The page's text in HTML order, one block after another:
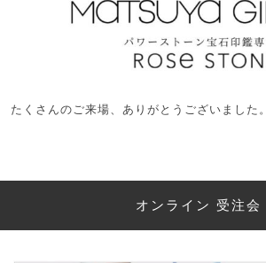
たくさんのご来場、ありがとうございました。
オンライン 受注会